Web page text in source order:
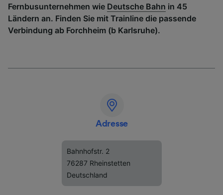
Fernbusunternehmen wie Deutsche Bahn in 45
Ländern an. Finden Sie mit Trainline die passende
Verbindung ab Forchheim (b Karlsruhe).
Adresse
Bahnhofstr. 2
76287 Rheinstetten
Deutschland